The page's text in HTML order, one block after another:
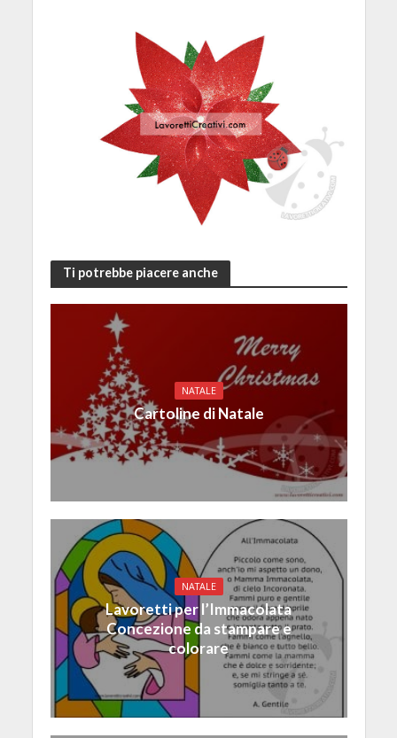
Ti potrebbe piacere anche
NATALE
Cartoline di Natale
NATALE
Lavoretti per l’Immacolata
Concezione da stampare e
colorare